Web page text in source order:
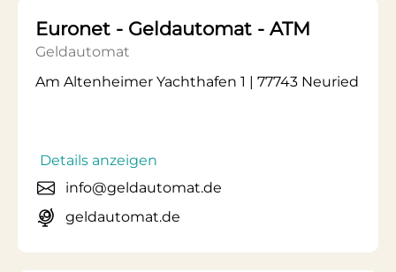
Euronet - Geldautomat - ATM
Geldautomat
Am Altenheimer Yachthafen 1 | 77743 Neuried
Details anzeigen
info@geldautomat.de
geldautomat.de